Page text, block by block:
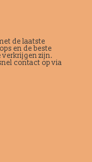
de laatste
en de beste
verkrijgen zijn.
contact op via